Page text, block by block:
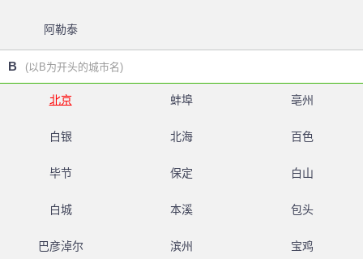
阿勒泰
B (以B为开头的城市名)
北京 蚌埠 亳州
白银 北海 百色
毕节 保定 白山
白城 本溪 包头
巴彦淖尔 滨州 宝鸡